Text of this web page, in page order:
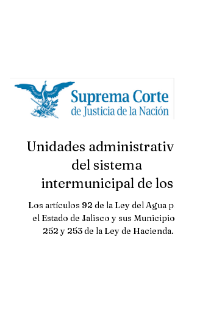
Unidades administrativas
del sistema
intermunicipal de los
servicios de agua potable
y alcantarillad
Los artículos 92 de la Ley del Agua para
el Estado de Jalisco y sus Municipios,
252 y 253 de la Ley de Hacienda